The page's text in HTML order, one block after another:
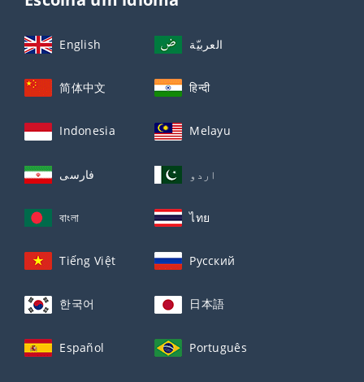
English العربيّة
简体中文 हिन्दी
Indonesia Melayu
فارسی اردو
বাংলা ไทย
Tiếng Việt Русский
한국어 日本語
Español Português